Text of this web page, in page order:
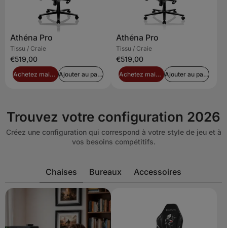
Athéna Pro
Tissu / Craie
€519,00
Achetez maintenant Ajouter au panier
Athéna Pro
Tissu / Craie
€519,00
Achetez maintenant Ajouter au panier
Trouvez votre configuration 2026
Créez une configuration qui correspond à votre style de jeu et à
vos besoins compétitifs.
Chaises Bureaux Accessoires